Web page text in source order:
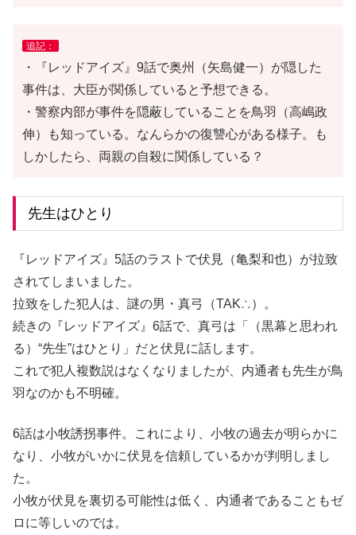
追記：
・『レッドアイズ』9話で奥州（矢島健一）が隠した
事件は、大臣が関係していると予想できる。
・警察内部が事件を隠蔽していることを鳥羽（高嶋政
伸）も知っている。なんらかの復讐心がある様子。も
しかしたら、両親の自殺に関係している？
先生はひとり
『レッドアイズ』5話のラストで伏見（亀梨和也）が拉致
されてしまいました。
拉致をした犯人は、謎の男・真弓（TAK∴）。
続きの『レッドアイズ』6話で、真弓は「（黒幕と思われ
る）“先生”はひとり」だと伏見に話します。
これで犯人複数説はなくなりましたが、内通者も先生が鳥
羽なのかも不明確。
6話は小牧誘拐事件。これにより、小牧の過去が明らかに
なり、小牧がいかに伏見を信頼しているかが判明しまし
た。
小牧が伏見を裏切る可能性は低く、内通者であることもゼ
ロに等しいのでは。